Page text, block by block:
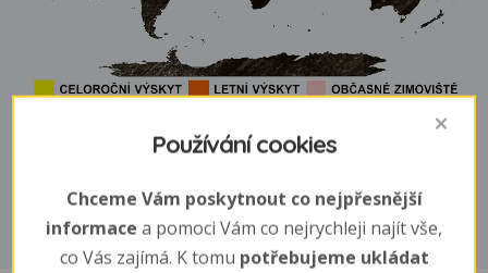
Používání cookies
Chceme Vám poskytnout co nejpřesnější
informace a pomoci Vám co nejrychleji najít vše,
co Vás zajímá. K tomu potřebujeme ukládat